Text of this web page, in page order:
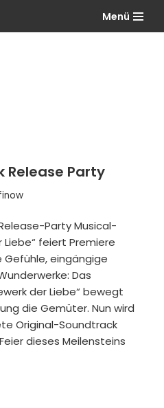
Menü
Release Party
Party Musical-
Liebe“ feiert Premiere
Gefühle, eingängige
Das
der Liebe“ bewegt
die Gemüter. Nun wird
Original-Soundtrack
dieses Meilensteins